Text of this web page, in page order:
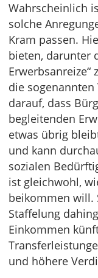
Wahrscheinlich
solche
Kram passen.
bieten, darunter
Erwerbsanreize“
die sogenannten
darauf, dass
begleitenden
etwas übrig
und kann
sozialen
ist gleichwohl,
beikommen will.
Staffelung
Einkommen
und höhere